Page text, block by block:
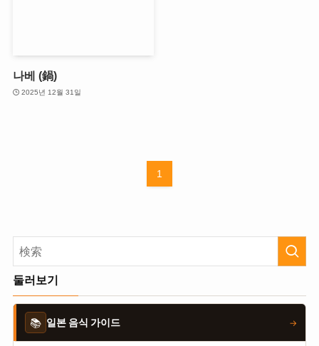
나베 (鍋)
2025년 12월 31일
1
둘러보기
📚 일본 음식 가이드 →